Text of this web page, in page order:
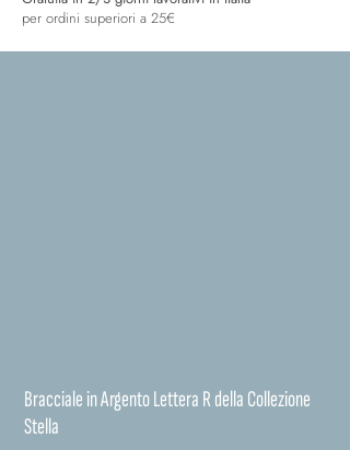
per ordini superiori a 25€
Bracciale in Argento Lettera R della Collezione
Stella